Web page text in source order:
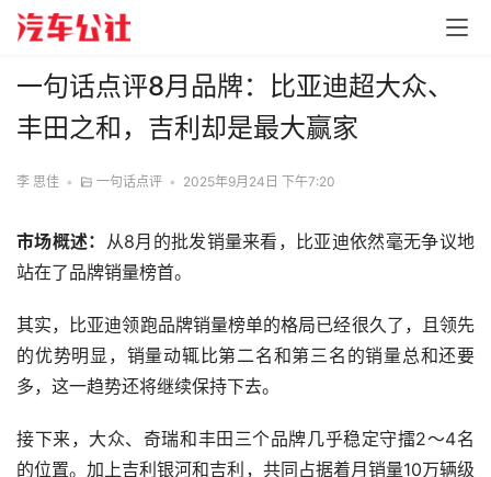
一句话点评8月品牌：比亚迪超大众、
丰田之和，吉利却是最大赢家
李 思佳 • 一句话点评 • 2025年9月24日 下午7:20
市场概述： 从8月的批发销量来看，比亚迪依然毫无争议地
站在了品牌销量榜首。
其实，比亚迪领跑品牌销量榜单的格局已经很久了，且领先
的优势明显，销量动辄比第二名和第三名的销量总和还要
多，这一趋势还将继续保持下去。
接下来，大众、奇瑞和丰田三个品牌几乎稳定守擂2～4名
的位置。加上吉利银河和吉利，共同占据着月销量10万辆级